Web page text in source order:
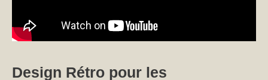
Design Rétro pour les